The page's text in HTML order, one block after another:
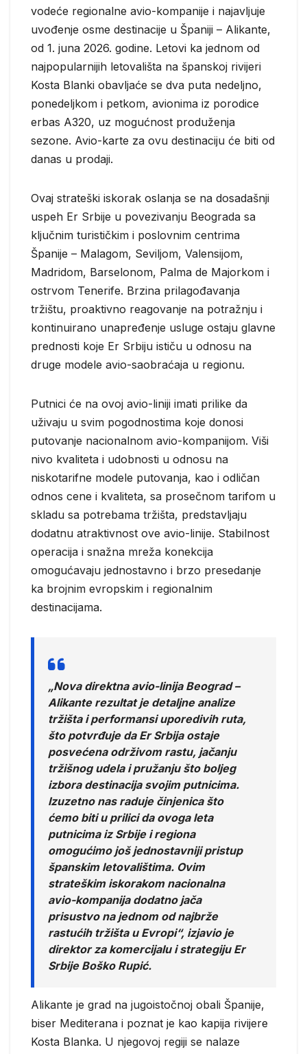
vodeće regionalne avio-kompanije i najavljuje
uvođenje osme destinacije u Španiji – Alikante,
od 1. juna 2026. godine. Letovi ka jednom od
najpopularnijih letovališta na španskoj rivijeri
Kosta Blanki obavljaće se dva puta nedeljno,
ponedeljkom i petkom, avionima iz porodice
erbas A320, uz mogućnost produženja
sezone. Avio-karte za ovu destinaciju će biti od
danas u prodaji.
Ovaj strateški iskorak oslanja se na dosadašnji
uspeh Er Srbije u povezivanju Beograda sa
ključnim turističkim i poslovnim centrima
Španije – Malagom, Seviljom, Valensijom,
Madridom, Barselonom, Palma de Majorkom i
ostrvom Tenerife. Brzina prilagođavanja
tržištu, proaktivno reagovanje na potražnju i
kontinuirano unapređenje usluge ostaju glavne
prednosti koje Er Srbiju ističu u odnosu na
druge modele avio-saobraćaja u regionu.
Putnici će na ovoj avio-liniji imati prilike da
uživaju u svim pogodnostima koje donosi
putovanje nacionalnom avio-kompanijom. Viši
nivo kvaliteta i udobnosti u odnosu na
niskotarifne modele putovanja, kao i odličan
odnos cene i kvaliteta, sa prosečnom tarifom u
skladu sa potrebama tržišta, predstavljaju
dodatnu atraktivnost ove avio-linije. Stabilnost
operacija i snažna mreža konekcija
omogućavaju jednostavno i brzo presedanje
ka brojnim evropskim i regionalnim
destinacijama.
„Nova direktna avio-linija Beograd –
Alikante rezultat je detaljne analize
tržišta i performansi uporedivih ruta,
što potvrđuje da Er Srbija ostaje
posvećena održivom rastu, jačanju
tržišnog udela i pružanju što boljeg
izbora destinacija svojim putnicima.
Izuzetno nas raduje činjenica što
ćemo biti u prilici da ovoga leta
putnicima iz Srbije i regiona
omogućimo još jednostavniji pristup
španskim letovalištima. Ovim
strateškim iskorakom nacionalna
avio-kompanija dodatno jača
prisustvo na jednom od najbrže
rastućih tržišta u Evropi“, izjavio je
direktor za komercijalu i strategiju Er
Srbije Boško Rupić.
Alikante je grad na jugoistočnoj obali Španije,
biser Mediterana i poznat je kao kapija rivijere
Kosta Blanka. U njegovoj regiji se nalaze